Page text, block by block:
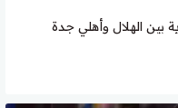
الهلال وأهلي جدة